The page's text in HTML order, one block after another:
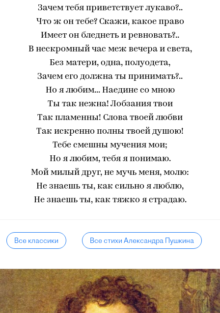
Зачем тебя приветствует лукаво?..
Что ж он тебе? Скажи, какое право
Имеет он бледнеть и ревновать?..
В нескромный час меж вечера и света,
Без матери, одна, полуодета,
Зачем его должна ты принимать?..
Но я любим... Наедине со мною
Ты так нежна! Лобзания твои
Так пламенны! Слова твоей любви
Так искренно полны твоей душою!
Тебе смешны мучения мои;
Но я любим, тебя я понимаю.
Мой милый друг, не мучь меня, молю:
Не знаешь ты, как сильно я люблю,
Не знаешь ты, как тяжко я страдаю.
Все классики Все стихи Александра Пушкина